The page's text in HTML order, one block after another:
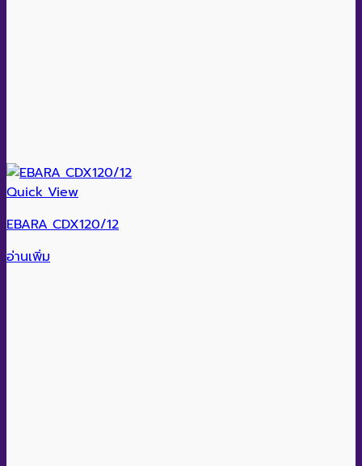
Quick View
EBARA CDX120/12
อ่านเพิ่ม